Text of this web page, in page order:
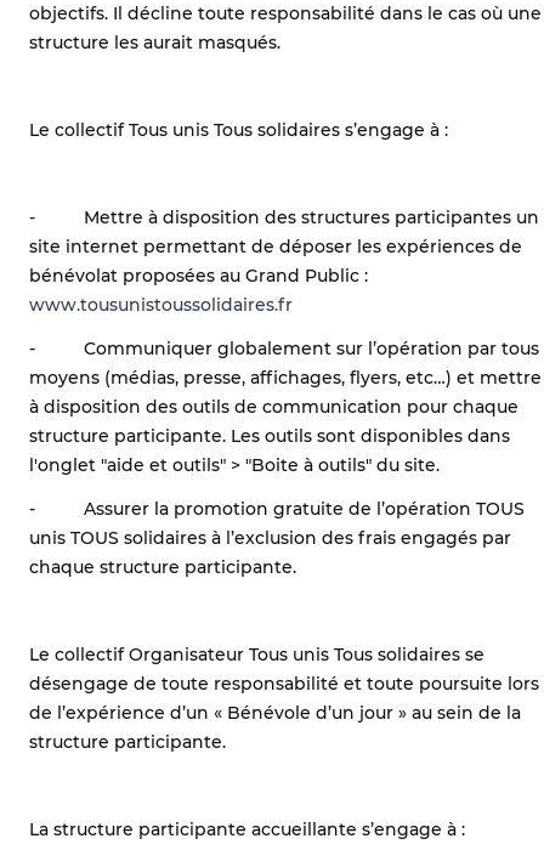
objectifs. Il décline toute responsabilité dans le cas où une
structure les aurait masqués.
Le collectif Tous unis Tous solidaires s’engage à :
- Mettre à disposition des structures participantes un
site internet permettant de déposer les expériences de
bénévolat proposées au Grand Public :
www.tousunistoussolidaires.fr
- Communiquer globalement sur l’opération par tous
moyens (médias, presse, affichages, flyers, etc…) et mettre
à disposition des outils de communication pour chaque
structure participante. Les outils sont disponibles dans
l'onglet "aide et outils" > "Boite à outils" du site.
- Assurer la promotion gratuite de l’opération TOUS
unis TOUS solidaires à l’exclusion des frais engagés par
chaque structure participante.
Le collectif Organisateur Tous unis Tous solidaires se
désengage de toute responsabilité et toute poursuite lors
de l’expérience d’un « Bénévole d’un jour » au sein de la
structure participante.
La structure participante accueillante s’engage à :